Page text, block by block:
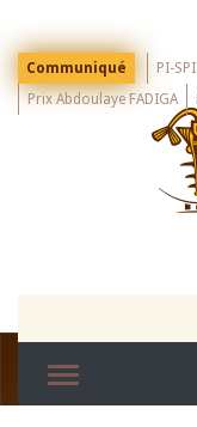
mainMenu
Top
Communiqué PI-SPI
Prix Abdoulaye FADIGA